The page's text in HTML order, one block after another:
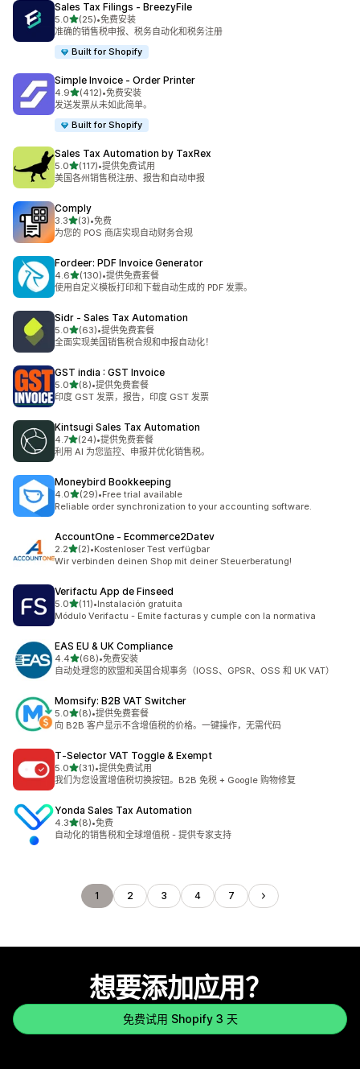
Sales Tax Filings ‑ BreezyFile
5.0星（满分 5 星）
(25)
总共 25 条评论
•免费安装
准确的销售税申报、税务自动化和税务注册
Built for Shopify
Simple Invoice ‑ Order Printer
4.9星（满分 5 星）
(412)
总共 412 条评论
•免费安装
发送发票从未如此简单。
Built for Shopify
Sales Tax Automation by TaxRex
5.0星（满分 5 星）
(117)
总共 117 条评论
•提供免费试用
美国各州销售税注册、报告和自动申报
Comply
3.3星（满分 5 星）
(3)
总共 3 条评论
•免费
为您的 POS 商店实现自动财务合规
Fordeer: PDF Invoice Generator
4.6星（满分 5 星）
(130)
总共 130 条评论
•提供免费套餐
使用自定义模板打印和下载自动生成的 PDF 发票。
Sidr ‑ Sales Tax Automation
5.0星（满分 5 星）
(63)
总共 63 条评论
•提供免费套餐
全面实现美国销售税合规和申报自动化！
GST india : GST Invoice
5.0星（满分 5 星）
(8)
总共 8 条评论
•提供免费套餐
印度 GST 发票，报告，印度 GST 发票
Kintsugi Sales Tax Automation
4.7星（满分 5 星）
(24)
总共 24 条评论
•提供免费套餐
利用 AI 为您监控、申报并优化销售税。
Moneybird Bookkeeping
4.0星（满分 5 星）
(29)
总共 29 条评论
•Free trial available
Reliable order synchronization to your accounting software.
AccountOne ‑ Ecommerce2Datev
2.2星（满分 5 星）
(2)
总共 2 条评论
•Kostenloser Test verfügbar
Wir verbinden deinen Shop mit deiner Steuerberatung!
Verifactu App de Finseed
5.0星（满分 5 星）
(11)
总共 11 条评论
•Instalación gratuita
Módulo Verifactu - Emite facturas y cumple con la normativa
EAS EU & UK Compliance
4.4星（满分 5 星）
(68)
总共 68 条评论
•免费安装
自动处理您的欧盟和英国合规事务（IOSS、GPSR、OSS 和 UK VAT）
Momsify: B2B VAT Switcher
5.0星（满分 5 星）
(8)
总共 8 条评论
•提供免费套餐
向 B2B 客户显示不含增值税的价格。一键操作，无需代码
T‑Selector VAT Toggle & Exempt
5.0星（满分 5 星）
(31)
总共 31 条评论
•提供免费试用
我们为您设置增值税切换按钮。B2B 免税 + Google 购物修复
Yonda Sales Tax Automation
4.3星（满分 5 星）
(8)
总共 8 条评论
•免费
自动化的销售税和全球增值税 - 提供专家支持
1 2 3 4 7
想要添加应用？
免费试用 Shopify 3 天